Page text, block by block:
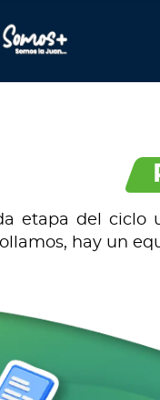
etapa del ciclo
hay un